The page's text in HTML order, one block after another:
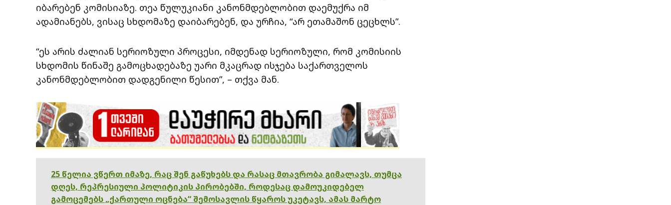
იბარებენ კომისიაზე. თეა წულუკიანი კანონმდებლობით დაემუქრა იმ
ადამიანებს, ვისაც სხდომაზე დაიბარებენ, და ურჩია, “არ ეთამაშონ ცეცხლს”.
“ეს არის ძალიან სერიოზული პროცესი, იმდენად სერიოზული, რომ კომისიის
სხდომის წინაშე გამოცხადებაზე უარი მკაცრად ისჯება საქართველოს
კანონმდებლობით დადგენილი წესით”, – თქვა მან.
25 წელია ვწერთ იმაზე, რაც შენ გაწუხებს და რასაც მთავრობა გიმალავს, თუმცა
დღეს, რეპრესიული პოლიტიკის პირობებში, როდესაც დამოუკიდებელ
გამოცემებს „ქართული ოცნება“ შემოსავლის წყაროს უკეტავს, ამას მარტო